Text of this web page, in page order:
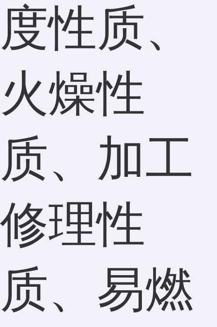
度性质、
火燥性
质、加工
修理性
质、易燃